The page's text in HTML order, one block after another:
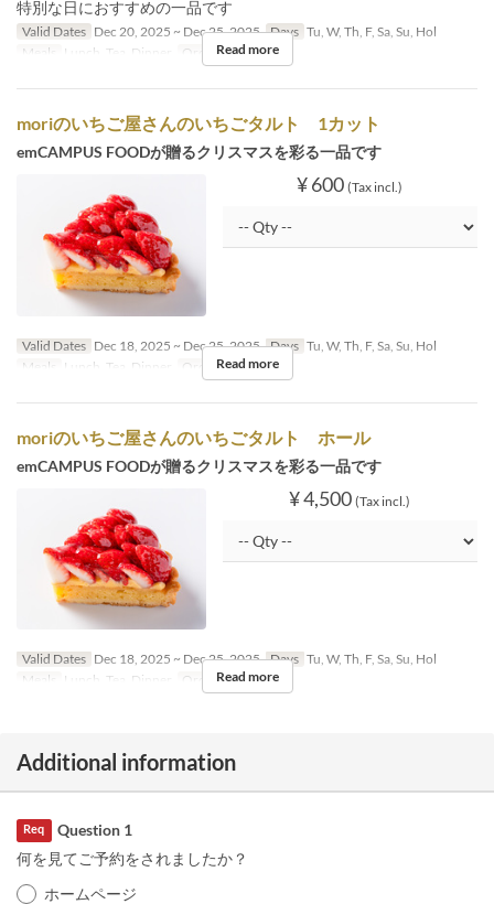
特別な日におすすめの一品です
Valid Dates Dec 20, 2025 ~ Dec 25, 2025 Days Tu, W, Th, F, Sa, Su, Hol
Meals
Lunch, Tea, Dinner Order Limit 1 ~
Read more
moriのいちご屋さんのいちごタルト 1カット
emCAMPUS FOODが贈るクリスマスを彩る一品です
¥ 600 (Tax incl.)
Valid Dates Dec 18, 2025 ~ Dec 25, 2025 Days Tu, W, Th, F, Sa, Su, Hol
Meals
Lunch, Tea, Dinner Order Limit 1 ~
Read more
moriのいちご屋さんのいちごタルト ホール
emCAMPUS FOODが贈るクリスマスを彩る一品です
¥ 4,500 (Tax incl.)
Valid Dates Dec 18, 2025 ~ Dec 25, 2025 Days Tu, W, Th, F, Sa, Su, Hol
Meals
Lunch, Tea, Dinner Order Limit 1 ~
Read more
Additional information
Question 1
Req
何を見てご予約をされましたか？
ホームページ